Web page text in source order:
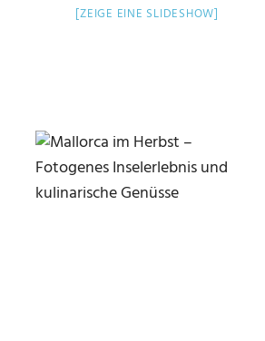
[ZEIGE EINE SLIDESHOW]